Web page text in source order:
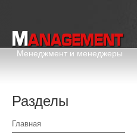
Менеджмент и менеджеры
Разделы
Главная